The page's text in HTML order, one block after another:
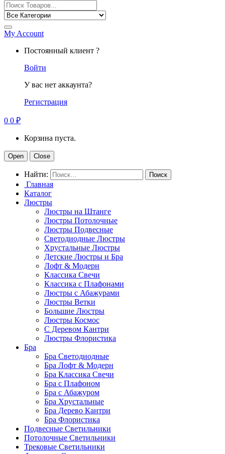
My Account
Постоянный клиент ?
Войти
У вас нет аккаунта?
Регистрация
0 0 ₽
Корзина пуста.
Open Close
Найти:
Главная
Каталог
Люстры
Люстры на Штанге
Люстры Потолочные
Люстры Подвесные
Светодиодные Люстры
Хрустальные Люстры
Детские Люстры и Бра
Лофт & Модерн
Классика Свечи
Классика с Плафонами
Люстры с Абажурами
Люстры Ветки
Большие Люстры
Люстры Космос
С Деревом Кантри
Люстры Флористика
Бра
Бра Светодиодные
Бра Лофт & Модерн
Бра Классика Свечи
Бра с Плафоном
Бра с Абажуром
Бра Хрустальные
Бра Дерево Кантри
Бра Флористика
Подвесные Светильники
Потолочные Светильники
Трековые Светильники